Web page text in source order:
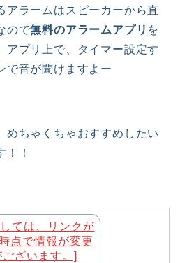
アラームはスピーカーから直
ので無料のアラームアプリ を
アプリ上で、タイマー設定す
で音が聞けますよー
めちゃくちゃおすすめしたい
！！